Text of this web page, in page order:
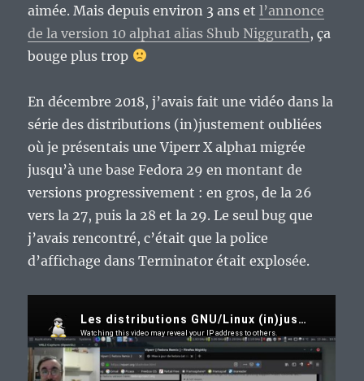
aimée. Mais depuis environ 3 ans etl’annonce
de la version 10 alpha1 alias Shub Niggurath , ça
bouge plus trop
En décembre 2018, j’avais fait une vidéo dans la
série des distributions (in)justement oubliées
où je présentais une Viperr X alpha1 migrée
jusqu’à une base Fedora 29 en montant de
versions progressivement : en gros, de la 26
vers la 27, puis la 28 et la 29. Le seul bug que
j’avais rencontré, c’était que la police
d’affichage dans Terminator était explosée.